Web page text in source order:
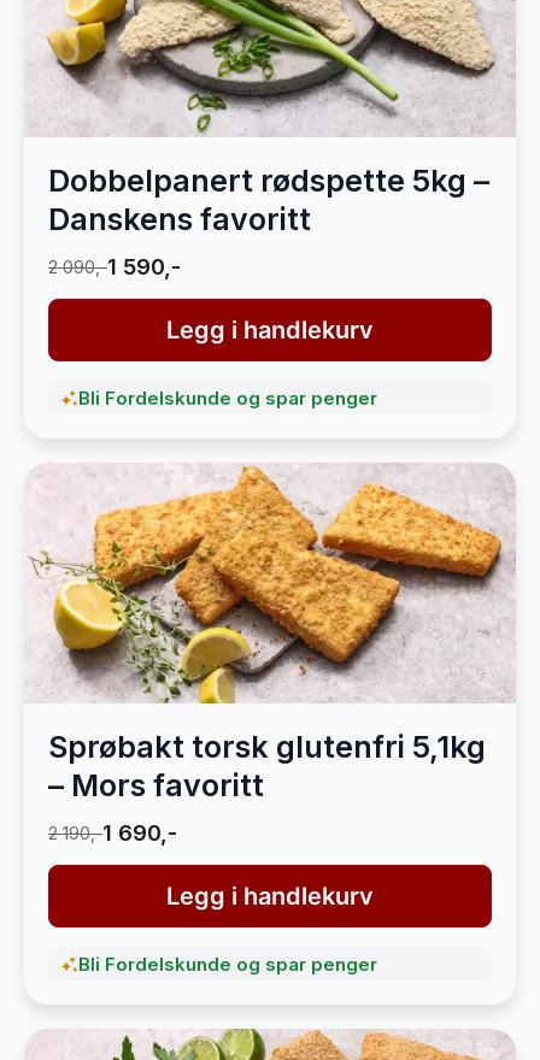
Dobbelpanert rødspette 5kg –
Danskens favoritt
2 090,-1 590,-
Legg i handlekurv
Bli Fordelskunde og spar penger
Sprøbakt torsk glutenfri 5,1kg
– Mors favoritt
2 190,-1 690,-
Legg i handlekurv
Bli Fordelskunde og spar penger